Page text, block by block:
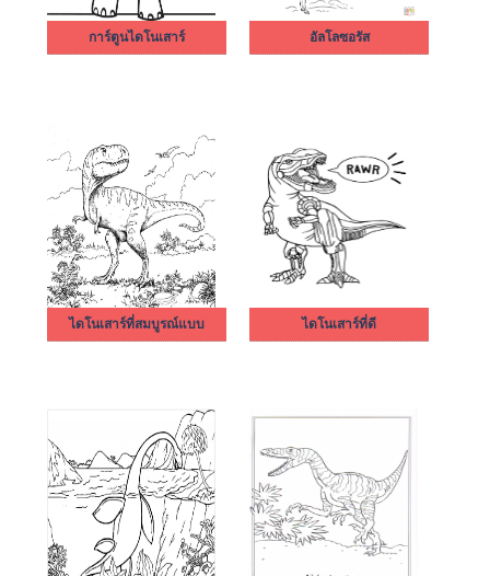
การ์ตูนไดโนเสาร์ อัลโลซอรัส
ไดโนเสาร์ที่สมบูรณ์แบบ ไดโนเสาร์ที่ดี